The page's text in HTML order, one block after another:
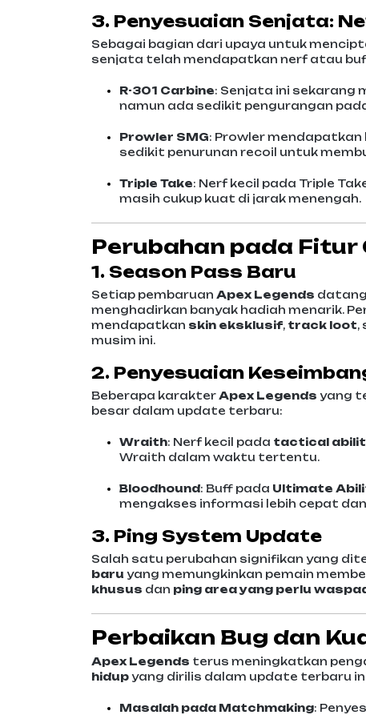
3. Penyesuaian Senjata:
Sebagai bagian dari upaya untuk
senjata telah mendapatkan nerf atau
R-301 Carbine: Senjata ini sekarang
namun ada sedikit pengurangan
Prowler SMG: Prowler
sedikit penurunan recoil untuk
Triple Take: Nerf kecil pada Triple
masih cukup kuat di jarak menengah.
Perubahan pada Fitur
1. Season Pass Baru
Setiap pembaruan Apex Legends
menghadirkan banyak hadiah menarik.
mendapatkan skin eksklusif, track loot,
musim ini.
2. Penyesuaian
Beberapa karakterApex Legends yang
besar dalam update terbaru:
Wraith: Nerf kecil pada tactical
Wraith dalam waktu tertentu.
Bloodhound: Buff pada Ultimate
mengakses informasi lebih cepat dan
3. Ping System Update
Salah satu perubahan signifikan yang
baru yang memungkinkan pemain
khusus dan ping area yang perlu
Perbaikan Bug dan
Apex Legends terus meningkatkan
hidupyang dirilis dalam update terbaru
Masalah pada Matchmaking: